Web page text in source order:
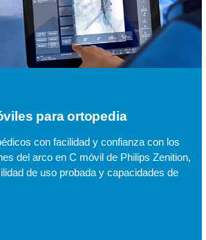
para ortopedia
con facilidad y confianza con los
del arco en C móvil de Philips Zenition,
de uso probada y capacidades de